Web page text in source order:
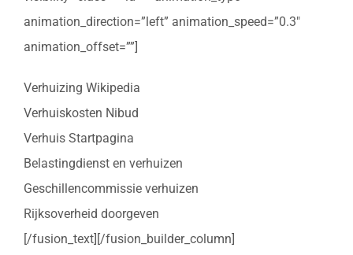
animation_direction=”left” animation_speed=”0.3″
animation_offset=””]
Verhuizing Wikipedia
Verhuiskosten Nibud
Verhuis Startpagina
Belastingdienst en verhuizen
Geschillencommissie verhuizen
Rijksoverheid doorgeven
[/fusion_text][/fusion_builder_column]